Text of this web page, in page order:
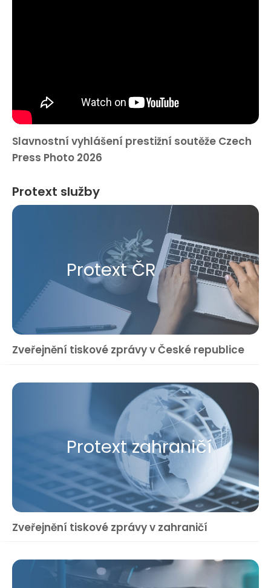
Slavnostní vyhlášení prestižní soutěže Czech
Press Photo 2026
Protext služby
Protext ČR
Zveřejnění tiskové zprávy v České republice
Protext zahraničí
Zveřejnění tiskové zprávy v zahraničí